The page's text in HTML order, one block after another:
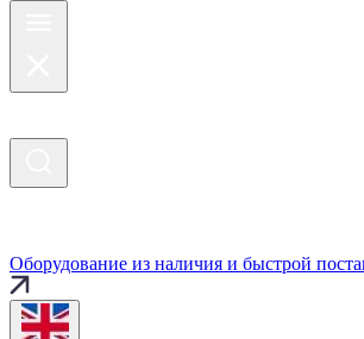
Оборудование из наличия и быстрой